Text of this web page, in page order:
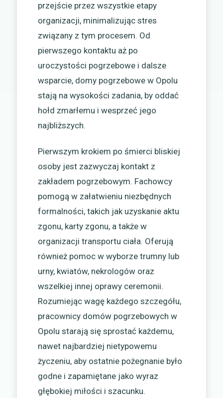
przejście przez wszystkie etapy
organizacji, minimalizując stres
związany z tym procesem. Od
pierwszego kontaktu aż po
uroczystości pogrzebowe i dalsze
wsparcie, domy pogrzebowe w Opolu
stają na wysokości zadania, by oddać
hołd zmarłemu i wesprzeć jego
najbliższych.
Pierwszym krokiem po śmierci bliskiej
osoby jest zazwyczaj kontakt z
zakładem pogrzebowym. Fachowcy
pomogą w załatwieniu niezbędnych
formalności, takich jak uzyskanie aktu
zgonu, karty zgonu, a także w
organizacji transportu ciała. Oferują
również pomoc w wyborze trumny lub
urny, kwiatów, nekrologów oraz
wszelkiej innej oprawy ceremonii.
Rozumiejąc wagę każdego szczegółu,
pracownicy domów pogrzebowych w
Opolu starają się sprostać każdemu,
nawet najbardziej nietypowemu
życzeniu, aby ostatnie pożegnanie było
godne i zapamiętane jako wyraz
głębokiej miłości i szacunku.